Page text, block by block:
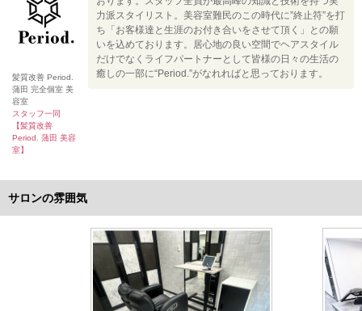
髪質改善 Period.
蒲田 完全個室 美
容室
スタッフ一同
【髪質改善
Period. 蒲田 美容
室】
力派スタイリスト。美容室難民のこの時代に”終止符”を打
ち「お客様達と生涯のお付き合いをさせて頂く」との願
いを込めております。居心地の良い空間でヘアスタイル
だけでなくライフパートナーとして皆様の日々の生活の
癒しの一部に“Period.”がなれればと思っております。
サロンの雰囲気